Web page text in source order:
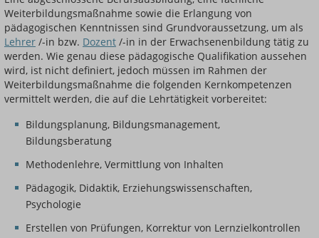
Weiterbildungsmaßnahme sowie die Erlangung von
pädagogischen Kenntnissen sind Grundvoraussetzung, um als
Lehrer /-in bzw. Dozent /-in in der Erwachsenenbildung tätig zu
werden. Wie genau diese pädagogische Qualifikation aussehen
wird, ist nicht definiert, jedoch müssen im Rahmen der
Weiterbildungsmaßnahme die folgenden Kernkompetenzen
vermittelt werden, die auf die Lehrtätigkeit vorbereitet:
Bildungsplanung, Bildungsmanagement,
Bildungsberatung
Methodenlehre, Vermittlung von Inhalten
Pädagogik, Didaktik, Erziehungswissenschaften,
Psychologie
Erstellen von Prüfungen, Korrektur von Lernzielkontrollen